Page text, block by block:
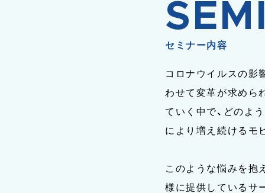
セミナー内容
コロナウイルスの影
わせて変革が求めら
ていく中で、どのよ
により増え続けるモ
このような悩みを抱
様に提供しているサ